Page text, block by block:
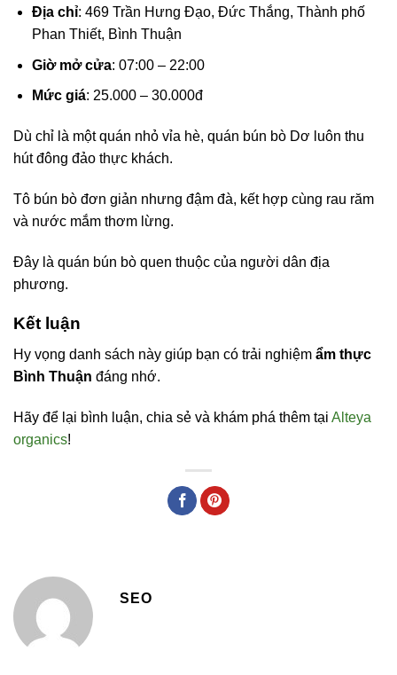
Địa chỉ: 469 Trần Hưng Đạo, Đức Thắng, Thành phố
Phan Thiết, Bình Thuận
Giờ mở cửa: 07:00 – 22:00
Mức giá: 25.000 – 30.000đ
Dù chỉ là một quán nhỏ vỉa hè, quán bún bò Dơ luôn thu
hút đông đảo thực khách.
Tô bún bò đơn giản nhưng đậm đà, kết hợp cùng rau răm
và nước mắm thơm lừng.
Đây là quán bún bò quen thuộc của người dân địa
phương.
Kết luận
Hy vọng danh sách này giúp bạn có trải nghiệm ẩm thực
Bình Thuận đáng nhớ.
Hãy để lại bình luận, chia sẻ và khám phá thêm tại Alteya
organics!
SEO